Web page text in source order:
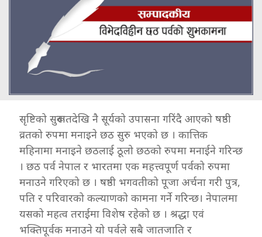
सृष्टिको सुरूवातदेखि नै सूर्यको उपासना गरिंदै आएको षष्ठी
व्रतको रुपमा मनाइने छठ सुरु भएको छ । कात्तिक
महिनामा मनाइने छठलाई ठूलो छठको रुपमा मनाईने गरिन्छ
। छठ पर्व नेपाल र भारतमा एक महत्त्वपूर्ण पर्वको रुपमा
मनाउने गरिएको छ । षष्ठी भगवतीको पूजा अर्चना गरी पुत्र,
पति र परिवारको कल्याणको कामना गर्ने गरिन्छ। नेपालमा
यसको महत्व तराईमा विशेष रहेको छ । श्रद्धा एवं
भक्तिपूर्वक मनाउने यो पर्वले सबै जातजाति र